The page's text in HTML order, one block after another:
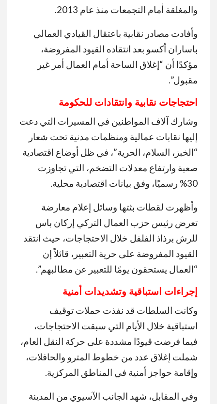
والمغلقة أمام التجمعات منذ عام 2013.
وأفادت مصادر نقابية باعتقال القيادي العمالي
باساران أكسو بعد انتقاده القيود المفروضة،
مؤكدًا أن “إغلاق الساحة أمام العمال أمر غير
مقبول”.
احتجاجات نقابية وانتقادات للحكومة
وشارك آلاف المواطنين في المسيرات التي دعت
إليها نقابات عمالية ومنظمات مدنية تحت شعار
“الخبز، السلام، الحرية”، في ظل أوضاع اقتصادية
صعبة وارتفاع معدلات التضخم، التي تجاوزت
30% رسميًا، وفق بيانات اقتصادية محلية.
وأظهرت لقطات بثتها وسائل إعلام معارضة
تعرض رئيس حزب العمال التركي إركان باس
للرش برذاذ الفلفل خلال الاحتجاجات، حيث انتقد
القيود المفروضة على حرية التعبير، قائلاً إن
“العمال يستحقون يومًا للتعبير عن مطالبهم”.
إجراءات استباقية وتشديدات أمنية
وكانت السلطات قد نفذت حملات توقيف
استباقية خلال الأيام التي سبقت الاحتجاجات،
فيما فرضت قيودًا مشددة على حركة النقل العام،
شملت إغلاق عدد من خطوط المترو والحافلات،
وإقامة حواجز أمنية في المناطق المركزية.
وفي المقابل، شهد الجانب الآسيوي من المدينة